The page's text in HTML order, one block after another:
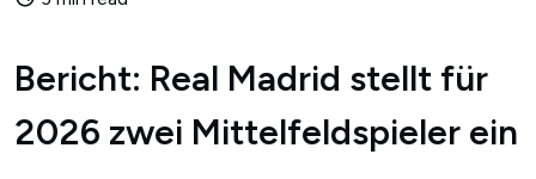
Bericht: Real Madrid stellt für
2026 zwei Mittelfeldspieler ein